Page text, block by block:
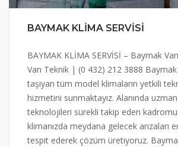
BAYMAK KLİMA SERVİSİ
BAYMAK KLİMA SERVİSİ – Baymak
Van Teknik | (0 432) 212 3888 Baymak
taşıyan tüm model klimaların yetkili
hizmetini sunmaktayız. Alanında
teknolojileri sürekli takip eden
klimanızda meydana gelecek arızaları
tespit ederek çözüm üretiyoruz.